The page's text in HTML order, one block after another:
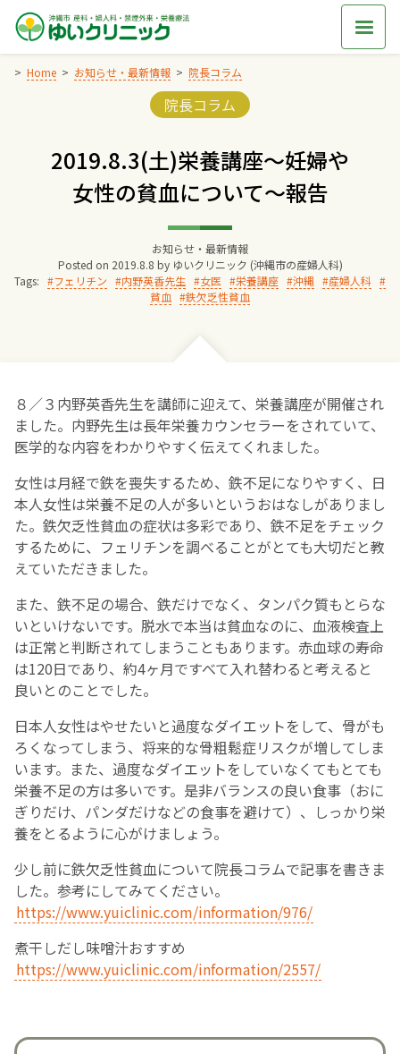
Skip
content
Home お知らせ・最新情報 院長コラム
Categories:
院長コラム
2019.8.3(土)栄養講座～妊婦や
女性の貧血について～報告
お知らせ・最新情報
Posted on 2019.8.8 by ゆいクリニック (沖縄市の産婦人科)
Tags:
フェリチン 内野英香先生 女医 栄養講座 沖縄
産婦人科
貧血
鉄欠乏性貧血
８／３内野英香先生を講師に迎えて、栄養講座が開催され
ました。内野先生は長年栄養カウンセラーをされていて、
医学的な内容をわかりやすく伝えてくれました。
女性は月経で鉄を喪失するため、鉄不足になりやすく、日
本人女性は栄養不足の人が多いというおはなしがありまし
た。鉄欠乏性貧血の症状は多彩であり、鉄不足をチェック
するために、フェリチンを調べることがとても大切だと教
えていただきました。
また、鉄不足の場合、鉄だけでなく、タンパク質もとらな
いといけないです。脱水で本当は貧血なのに、血液検査上
は正常と判断されてしまうこともあります。赤血球の寿命
は120日であり、約4ヶ月ですべて入れ替わると考えると
良いとのことでした。
日本人女性はやせたいと過度なダイエットをして、骨がも
ろくなってしまう、将来的な骨粗鬆症リスクが増してしま
います。また、過度なダイエットをしていなくてもとても
栄養不足の方は多いです。是非バランスの良い食事（おに
ぎりだけ、パンダだけなどの食事を避けて）、しっかり栄
養をとるように心がけましょう。
少し前に鉄欠乏性貧血について院長コラムで記事を書きま
した。参考にしてみてください。
https://www.yuiclinic.com/information/976/
煮干しだし味噌汁おすすめ
https://www.yuiclinic.com/information/2557/
交通アクセス
院長からのごあいさつ
ゆいクリニックの経営理念
診療料金
お産について
親と子の結びつき支援
母乳育児
その他の診療内容
‘さんルーム’ でさまざまな講座・クラス
遠方にお住まいで当院での出産を希望される方へ
医師プロフィール
English Page